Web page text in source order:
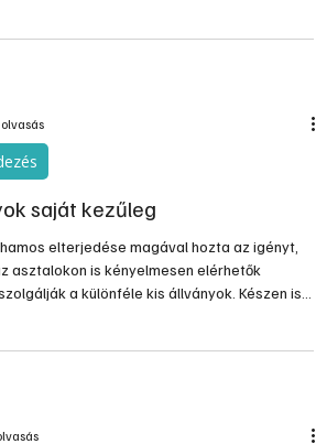
hogy biztosan kibírjon két napot
saját kezűleg
elterjedése magával hozta az igényt,
a különféle kis állványok. Készen is